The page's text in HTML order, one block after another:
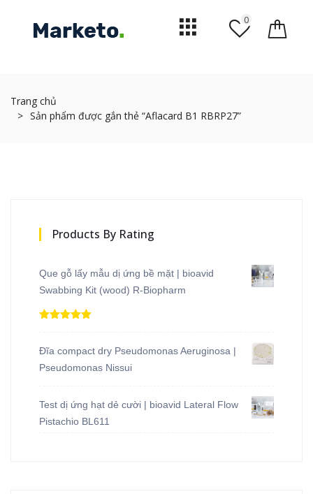
0
Trang chủ
Sản phẩm được gắn thẻ “Aflacard B1 RBRP27”
Products By Rating
Que gỗ lấy mẫu dị ứng bề mặt | bioavid
Swabbing Kit (wood) R-Biopharm
sao
Đĩa compact dry Pseudomonas Aeruginosa |
Pseudomonas Nissui
Test dị ứng hạt dẻ cười | bioavid Lateral Flow
Pistachio BL611